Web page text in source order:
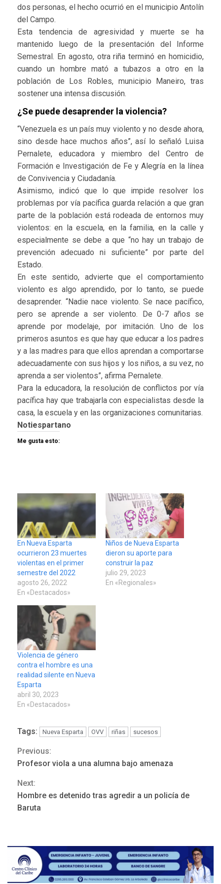
dos personas, el hecho ocurrió en el municipio Antolín
del Campo.
Esta tendencia de agresividad y muerte se ha
mantenido luego de la presentación del Informe
Semestral. En agosto, otra riña terminó en homicidio,
cuando un hombre mató a tubazos a otro en la
población de Los Robles, municipio Maneiro, tras
sostener una intensa discusión.
¿Se puede desaprender la violencia?
“Venezuela es un país muy violento y no desde ahora,
sino desde hace muchos años”, así lo señaló Luisa
Pernalete, educadora y miembro del Centro de
Formación e Investigación de Fe y Alegría en la línea
de Convivencia y Ciudadanía.
Asimismo, indicó que lo que impide resolver los
problemas por vía pacífica guarda relación a que gran
parte de la población está rodeada de entornos muy
violentos: en la escuela, en la familia, en la calle y
especialmente se debe a que “no hay un trabajo de
prevención adecuado ni suficiente” por parte del
Estado.
En este sentido, advierte que el comportamiento
violento es algo aprendido, por lo tanto, se puede
desaprender. “Nadie nace violento. Se nace pacífico,
pero se aprende a ser violento. De 0-7 años se
aprende por modelaje, por imitación. Uno de los
primeros asuntos es que hay que educar a los padres
y a las madres para que ellos aprendan a comportarse
adecuadamente con sus hijos y los niños, a su vez, no
aprenda a ser violentos”, afirma Pernalete.
Para la educadora, la resolución de conflictos por vía
pacífica hay que trabajarla con especialistas desde la
casa, la escuela y en las organizaciones comunitarias.
Notiespartano
Me gusta esto:
En Nueva Esparta
ocurrieron 23 muertes
violentas en el primer
semestre del 2022
agosto 26, 2022
En «Destacados»
Niños de Nueva Esparta
dieron su aporte para
construir la paz
julio 29, 2023
En «Regionales»
Violencia de género
contra el hombre es una
realidad silente en Nueva
Esparta
abril 30, 2023
En «Destacados»
Tags: Nueva Esparta OVV riñas sucesos
Continue
Reading
Previous:
Profesor viola a una alumna bajo amenaza
Next:
Hombre es detenido tras agredir a un policía de
Baruta
POLÍTICA
TITULARES
Gobierno y AN2015 en
nueva mesa de diálogo
INTERNACIONALES ÚLTIMA HORA
INTERNACIONALES
TITULARES
ÚLTIMA HORA
Trump vuelve intenta